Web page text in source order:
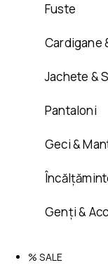
Fuste
Cardigane
Jachete &
Pantaloni
Geci &
Genți &
% SALE